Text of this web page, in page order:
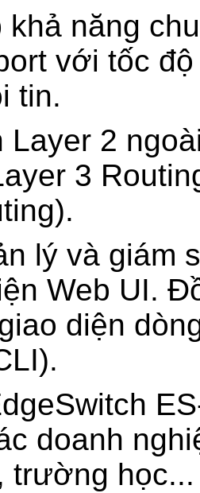
khả năng
với tốc
tin.
Layer 2
3
lý và giám
Web UI.
diện
doanh
trường học...